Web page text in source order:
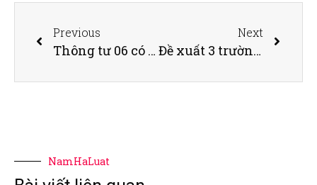
Previous
Thông tư 06 có thực sự gỡ khó cho thị trường bất động sản?
Next
Đề xuất 3 trường hợp tự thỏa thuận khi thu hồi đất
NamHaLuat